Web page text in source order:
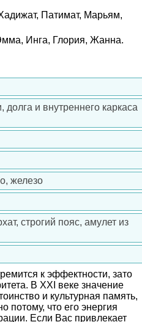
Патимат, Марьям,
Инга, Глория, Жанна.
и внутреннего каркаса
железо
строгий пояс, амулет из
к эффектности, зато
В XXI веке значение
и культурная память,
потому, что его энергия
Если Вас привлекает